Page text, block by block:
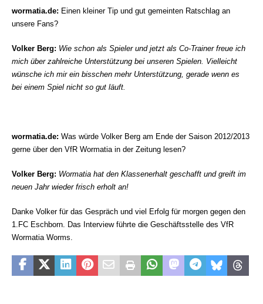
wormatia.de: Einen kleiner Tip und gut gemeinten Ratschlag an
unsere Fans?
Volker Berg: Wie schon als Spieler und jetzt als Co-Trainer freue ich
mich über zahlreiche Unterstützung bei unseren Spielen. Vielleicht
wünsche ich mir ein bisschen mehr Unterstützung, gerade wenn es
bei einem Spiel nicht so gut läuft.
wormatia.de: Was würde Volker Berg am Ende der Saison 2012/2013
gerne über den VfR Wormatia in der Zeitung lesen?
Volker Berg: Wormatia hat den Klassenerhalt geschafft und greift im
neuen Jahr wieder frisch erholt an!
Danke Volker für das Gespräch und viel Erfolg für morgen gegen den
1.FC Eschborn. Das Interview führte die Geschäftsstelle des VfR
Wormatia Worms.